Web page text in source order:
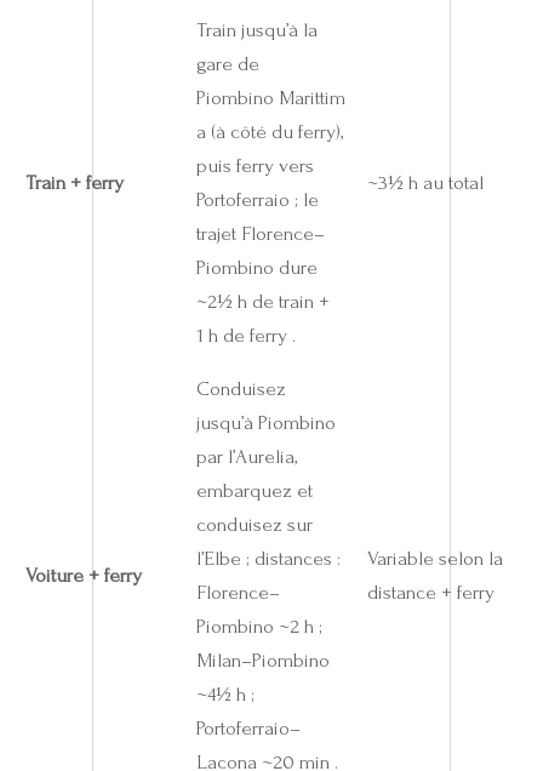
Train + ferry
Train jusqu’à la
gare de
Piombino Marittim
a (à côté du ferry),
puis ferry vers
Portoferraio ; le
trajet Florence–
Piombino dure
~2½ h de train +
1 h de ferry .
~3½ h au total
Voiture + ferry
Conduisez
jusqu’à Piombino
par l’Aurelia,
embarquez et
conduisez sur
l’Elbe ; distances :
Florence–
Piombino ~2 h ;
Milan–Piombino
~4½ h ;
Portoferraio–
Lacona ~20 min .
Variable selon la
distance + ferry